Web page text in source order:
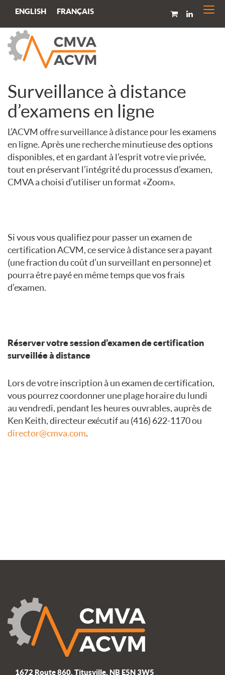
ENGLISH FRANÇAIS
Surveillance à distance
d’examens en ligne
L’ACVM offre surveillance à distance pour les examens
en ligne. Après une recherche minutieuse des options
disponibles, et en gardant à l’esprit votre vie privée,
tout en préservant l’intégrité du processus d’examen,
CMVA a choisi d’utiliser un format «Zoom».
Si vous vous qualifiez pour passer un examen de
certification ACVM, ce service à distance sera payant
(une fraction du coût d’un surveillant en personne) et
pourra être payé en même temps que vos frais
d’examen.
Réserver votre session d’examen de certification
surveillée à distance
Lors de votre inscription à un examen de certification,
vous pourrez coordonner une plage horaire du lundi
au vendredi, pendant les heures ouvrables, auprès de
Ken Keith, directeur exécutif au (416) 622-1170 ou
director@cmva.com.
1672 Route 860, Titusville, NB E5N 3W5